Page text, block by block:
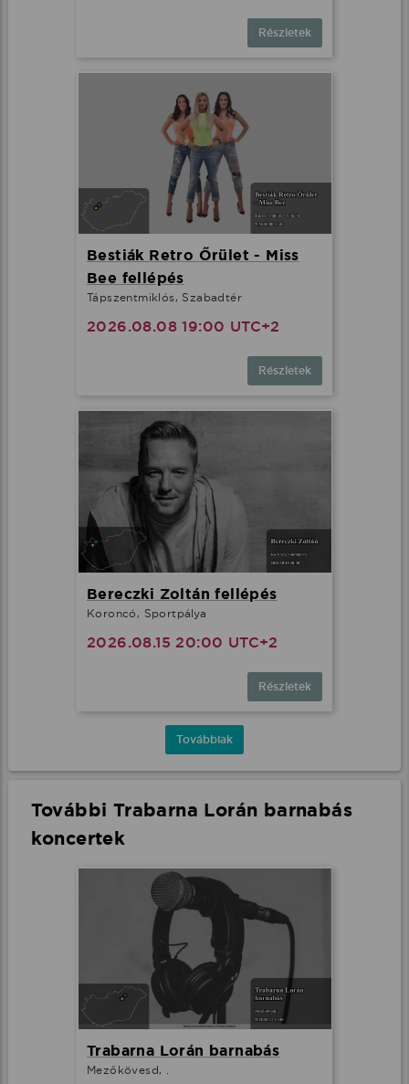
Részletek
Bestiák Retro Őrület - Miss
Bee fellépés
Tápszentmiklós, Szabadtér
2026.08.08 19:00 UTC+2
Részletek
Bereczki Zoltán fellépés
Koroncó, Sportpálya
2026.08.15 20:00 UTC+2
Részletek
Továbbiak
További Trabarna Lorán barnabás
koncertek
Trabarna Lorán barnabás
Mezőkövesd, .